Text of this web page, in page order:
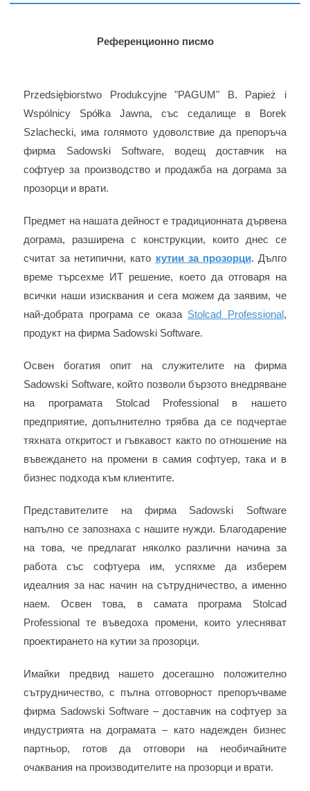
Референционно писмо
Przedsiębiorstwo Produkcyjne "PAGUM" B. Papież i
Wspólnicy Spółka Jawna, със седалище в Borek
Szlachecki, има голямото удоволствие да препоръча
фирма Sadowski Software, водещ доставчик на
софтуер за производство и продажба на дограма за
прозорци и врати.
Предмет на нашата дейност е традиционната дървена
дограма, разширена с конструкции, които днес се
считат за нетипични, като кутии за прозорци. Дълго
време търсехме ИТ решение, което да отговаря на
всички наши изисквания и сега можем да заявим, че
най-добрата програма се оказа Stolcad Professional,
продукт на фирма Sadowski Software.
Освен богатия опит на служителите на фирма
Sadowski Software, който позволи бързото внедряване
на програмата Stolcad Professional в нашето
предприятие, допълнително трябва да се подчертае
тяхната откритост и гъвкавост както по отношение на
въвеждането на промени в самия софтуер, така и в
бизнес подхода към клиентите.
Представителите на фирма Sadowski Software
напълно се запознаха с нашите нужди. Благодарение
на това, че предлагат няколко различни начина за
работа със софтуера им, успяхме да изберем
идеалния за нас начин на сътрудничество, а именно
наем. Освен това, в самата програма Stolcad
Professional те въведоха промени, които улесняват
проектирането на кутии за прозорци.
Имайки предвид нашето досегашно положително
сътрудничество, с пълна отговорност препоръчваме
фирма Sadowski Software – доставчик на софтуер за
индустрията на дограмата – като надежден бизнес
партньор, готов да отговори на необичайните
очаквания на производителите на прозорци и врати.